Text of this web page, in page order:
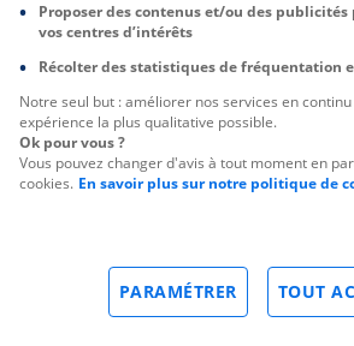
Proposer des contenus et/ou des publicités
vos centres d’intérêts
Récolter des statistiques de fréquentation
Notre seul but : améliorer nos services en
expérience la plus qualitative possible.
Ok pour vous ?
Vous pouvez changer d'avis à tout moment en
cookies. En savoir plus sur notre politique de
TOUT
PARAMÉTRER